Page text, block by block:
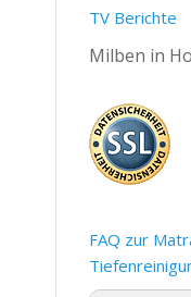
TV Berichte
Milben in
FAQ zur